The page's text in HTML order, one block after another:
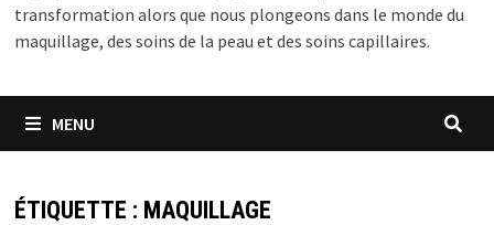
transformation alors que nous plongeons dans le monde du
maquillage, des soins de la peau et des soins capillaires.
MENU
ÉTIQUETTE : MAQUILLAGE